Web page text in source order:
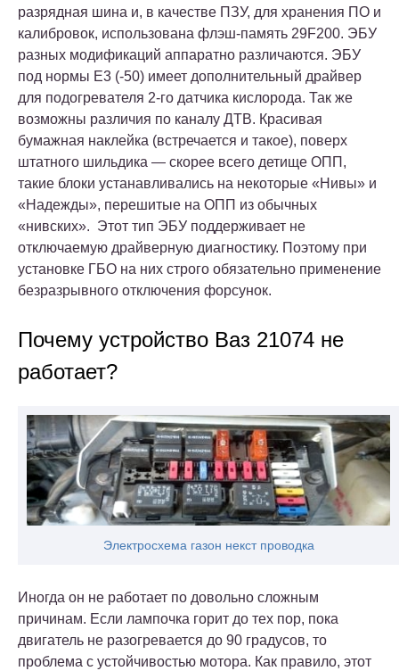
разрядная шина и, в качестве ПЗУ, для хранения ПО и
калибровок, использована флэш-память 29F200. ЭБУ
разных модификаций аппаратно различаются. ЭБУ
под нормы Е3 (-50) имеет дополнительный драйвер
для подогревателя 2-го датчика кислорода. Так же
возможны различия по каналу ДТВ. Красивая
бумажная наклейка (встречается и такое), поверх
штатного шильдика — скорее всего детище ОПП,
такие блоки устанавливались на некоторые «Нивы» и
«Надежды», перешитые на ОПП из обычных
«нивских». Этот тип ЭБУ поддерживает не
отключаемую драйверную диагностику. Поэтому при
установке ГБО на них строго обязательно применение
безразрывного отключения форсунок.
Почему устройство Ваз 21074 не
работает?
Электросхема газон некст проводка
Иногда он не работает по довольно сложным
причинам. Если лампочка горит до тех пор, пока
двигатель не разогревается до 90 градусов, то
проблема с устойчивостью мотора. Как правило, этот